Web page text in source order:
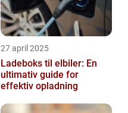
27 april 2025
Ladeboks til elbiler: En
ultimativ guide for
effektiv opladning